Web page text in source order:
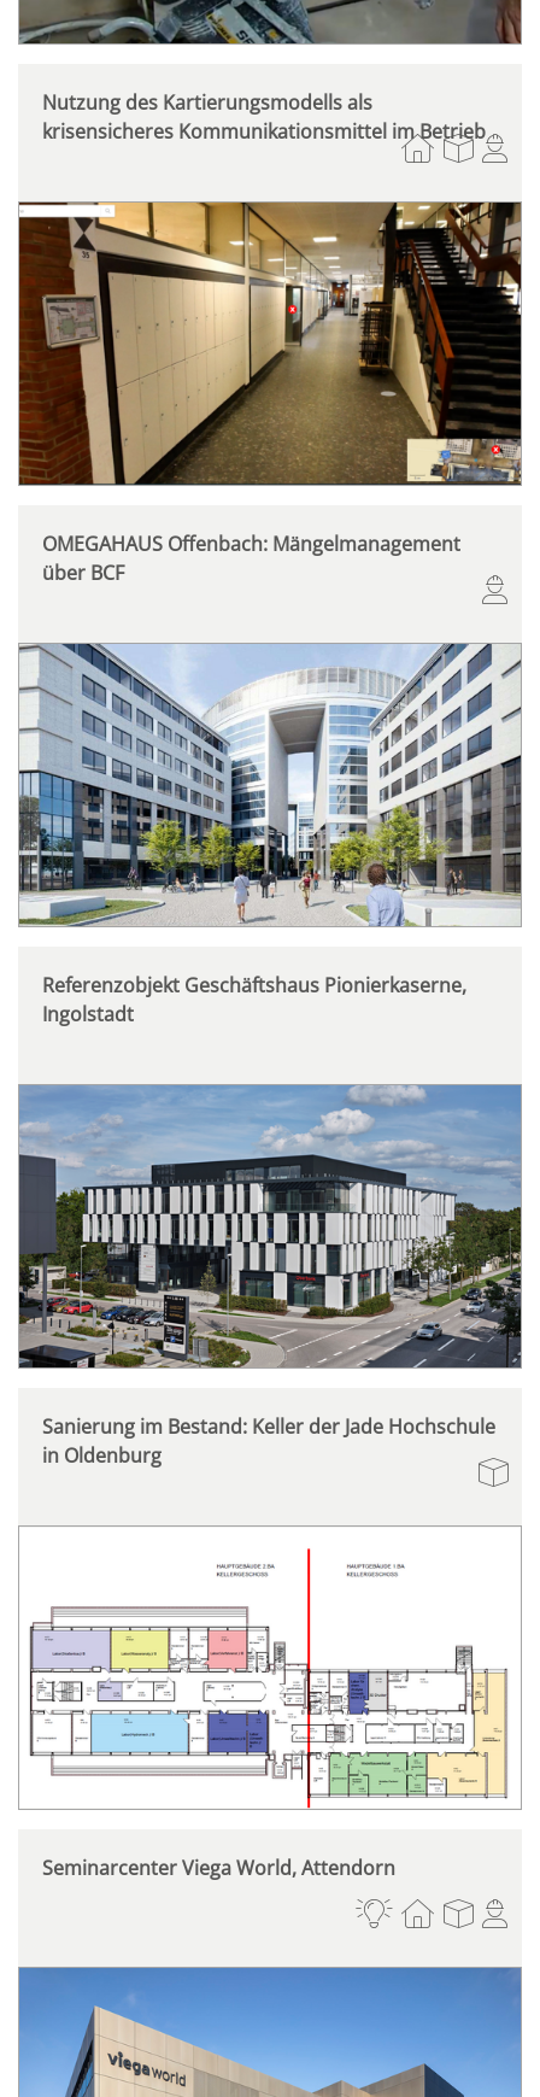
Nutzung des Kartierungsmodells als
krisensicheres Kommunikationsmittel im Betrieb
OMEGAHAUS Offenbach: Mängelmanagement
über BCF
Referenzobjekt Geschäftshaus Pionierkaserne,
Ingolstadt
Sanierung im Bestand: Keller der Jade Hochschule
in Oldenburg
Seminarcenter Viega World, Attendorn